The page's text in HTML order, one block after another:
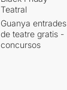
Teatral
Guanya entrades
de teatre gratis -
concursos